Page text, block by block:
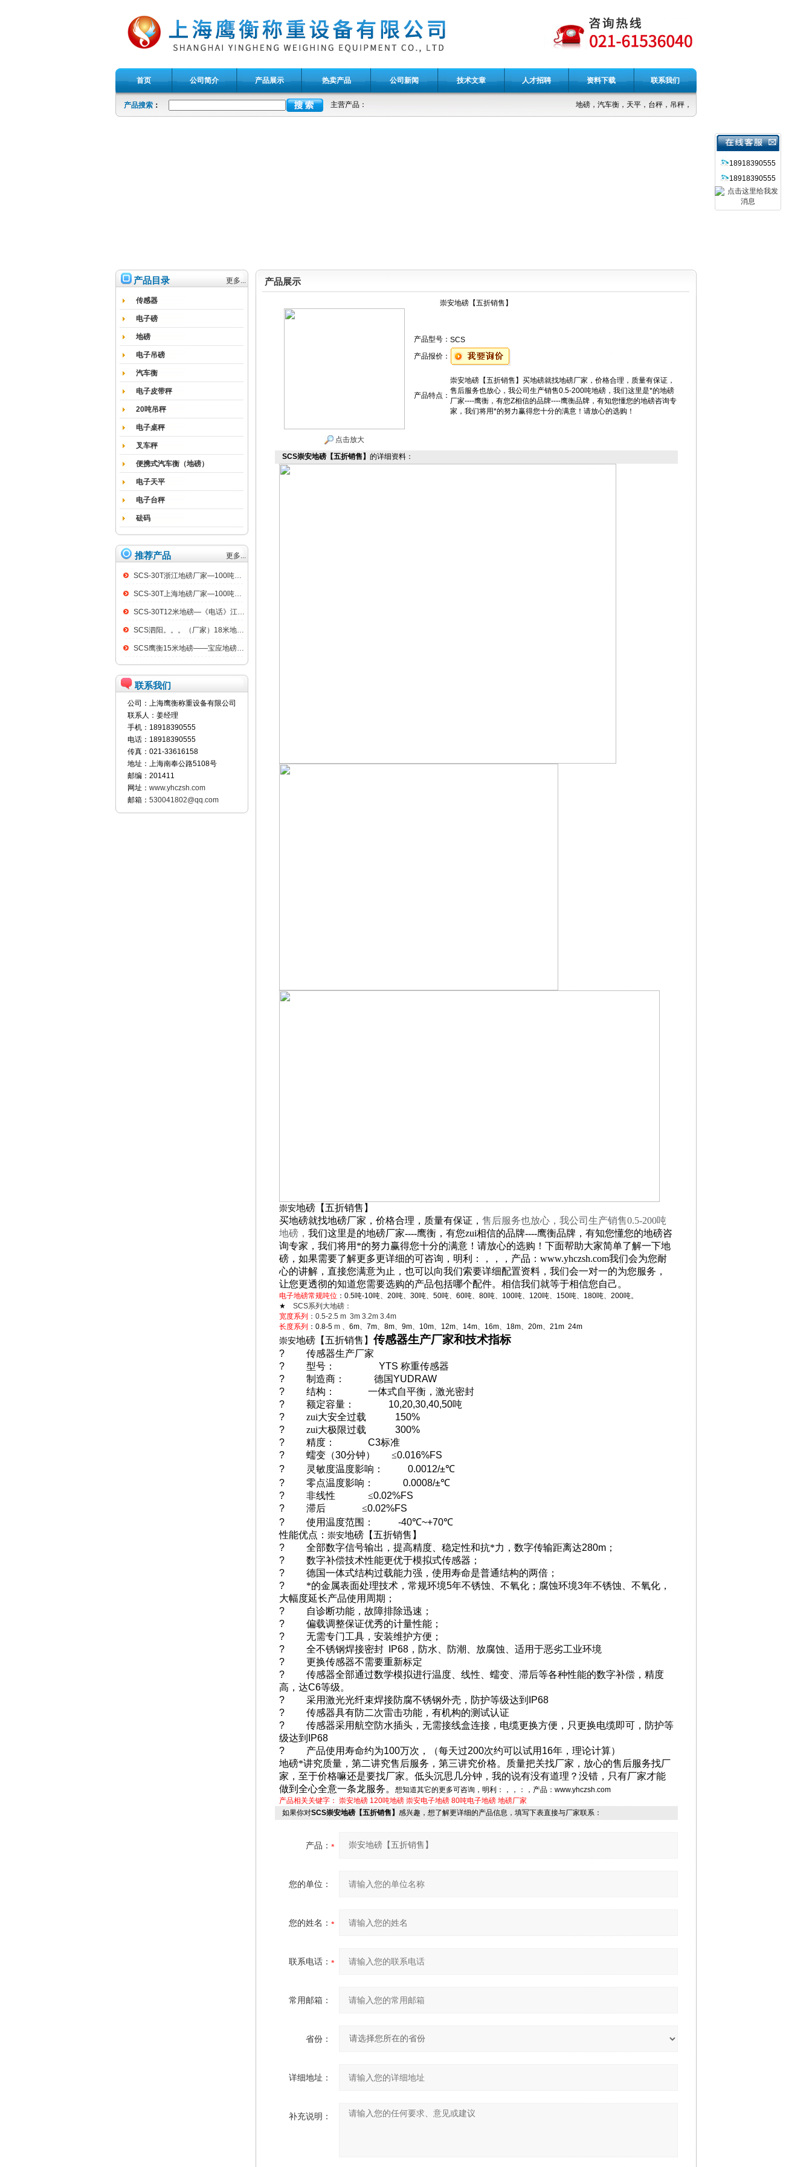
首页 公司简介 产品展示 热卖产品 公司新闻 技术文章 人才招聘 资料下载 联系我们
产品搜索 ： 主营产品： 地磅，汽车衡，天平，台秤，吊秤，电子称
18918390555
18918390555
产品目录 更多...
传感器
电子磅
地磅
电子吊磅
汽车衡
电子皮带秤
20吨吊秤
电子桌秤
叉车秤
便携式汽车衡（地磅）
电子天平
电子台秤
砝码
推荐产品 更多...
SCS-30T浙江地磅厂家—100吨汽车衡
SCS-30T上海地磅厂家—100吨汽车衡
SCS-30T12米地磅—《电话》江阴100吨地磅
SCS泗阳。。。（厂家）18米地磅（低价）
SCS鹰衡15米地磅——宝应地磅销售点
联系我们
公司：上海鹰衡称重设备有限公司
联系人：姜经理
手机：18918390555
电话：18918390555
传真：021-33616158
地址：上海南奉公路5108号
邮编：201411
网址： www.yhczsh.com
邮箱： 530041802@qq.com
产品展示
崇安地磅【五折销售】
点击放大
产品型号： SCS
产品报价：
产品特点：
崇安地磅【五折销售】买地磅就找地磅厂家，价格合理，质量有保证，
售后服务也放心，我公司生产销售0.5-200吨地磅，我们这里是*的地磅
厂家----鹰衡，有您Z相信的品牌----鹰衡品牌，有知您懂您的地磅咨询专
家，我们将用*的努力赢得您十分的满意！请放心的选购！
SCS崇安地磅【五折销售】 的详细资料：
崇安地磅【五折销售】
买地磅就找地磅厂家，价格合理，质量有保证， 售后服务也放心，我公司生产销售0.5-200吨
地磅， 我们这里是的地磅厂家----鹰衡，有您zui相信的品牌----鹰衡品牌，有知您懂您的地磅咨
询专家，我们将用*的努力赢得您十分的满意！请放心的选购！下面帮助大家简单了解一下地
磅，如果需要了解更多更详细的可咨询，明利：，，，产品：www.yhczsh.com我们会为您耐
心的讲解，直接您满意为止，也可以向我们索要详细配置资料，我们会一对一的为您服务，
让您更透彻的知道您需要选购的产品包括哪个配件。相信我们就等于相信您自己。
电子地磅常规吨位 ：0.5吨-10吨、20吨、30吨、50吨、60吨、80吨、100吨、120吨、150吨、180吨、200吨。
★ SCS系列大地磅：
宽度系列 ：0.5-2.5 m 3m 3.2m 3.4m
长度系列 ：0.8-5m、6m、7m、8m、9m、10m、12m、14m、16m、18m、20m、21m 24m
崇安地磅【五折销售】 传感器生产厂家和技术指标
? 传感器生产厂家
? 型号： YTS 称重传感器
? 制造商： 德国YUDRAW
? 结构：
一体式自平衡，激光密封
? 额定容量： 10,20,30,40,50吨
? zui大安全过载 150%
? zui大极限过载 300%
? 精度： C3标准
? 蠕变（30分钟） ≤0.016%FS
?
灵敏度温度影响： 0.0012/±℃
? 零点温度影响： 0.0008/±℃
? 非线性 ≤0.02%FS
? 滞后 ≤0.02%FS
? 使用温度范围： -40℃~+70℃
性能优点： 崇安地磅【五折销售】
? 全部数字信号输出，提高精度、稳定性和抗*力，数字传输距离达280m；
? 数字补偿技术性能更优于模拟式传感器；
? 德国一体式结构过载能力强，使用寿命是普通结构的两倍；
? *的金属表面处理技术，常规环境5年不锈蚀、不氧化；腐蚀环境3年不锈蚀、不氧化，
大幅度延长产品使用周期；
?
自诊断功能，故障排除迅速；
? 偏载调整保证优秀的计量性能；
? 无需专门工具，安装维护方便；
? 全不锈钢焊接密封IP68，防水、防潮、放腐蚀、适用于恶劣工业环境
? 更换传感器不需要重新标定
? 传感器全部通过数学模拟进行温度、线性、蠕变、滞后等各种性能的数字补偿，精度
高，达C6等级。
? 采用激光光纤束焊接防腐不锈钢外壳，防护等级达到 IP68
? 传感器具有防二次雷击功能，有机构的测试认证
? 传感器采用航空防水插头，无需接线盒连接，电缆更换方便，只更换电缆即可，防护等
级达到 IP68
? 产品使用寿命约为100万次，（每天过200次约可以试用 16年，理论计算）
地磅*讲究质量，第二讲究售后服务，第三讲究价格。质量把关找厂家，放心的售后服务找厂
家，至于价格嘛还是要找厂家。低头沉思几分钟，我的说有没有道理？没错，只有厂家才能
做到全心全意一条龙服务。
想知道其它的更多可咨询，明利： ， ， ： ，产品： www.yhczsh.com
产品相关关键字： 崇安地磅 120吨地磅 崇安电子地磅 80吨电子地磅 地磅厂家
如果你对SCS崇安地磅【五折销售】 感兴趣，想了解更详细的产品信息，填写下表直接与厂家联系：
产品：
您的单位：
您的姓名：
联系电话：
常用邮箱：
省份：
详细地址：
补充说明：